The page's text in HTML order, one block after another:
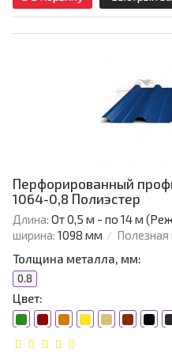
Перфорированный
1064-0,8 Полиэстер
Длина: От 0,5 м - по 14 м
ширина: 1098 мм Полезная
Толщина металла, мм:
0.8
Цвет: